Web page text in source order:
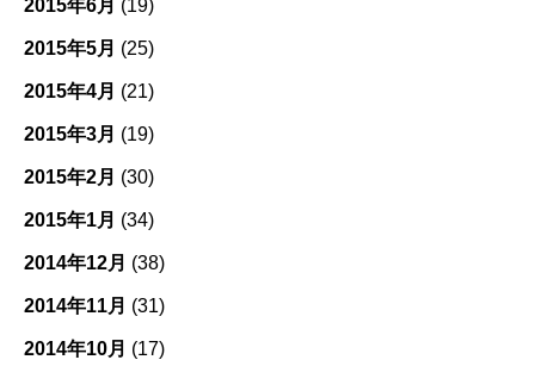
2015年6月 (19)
2015年5月 (25)
2015年4月 (21)
2015年3月 (19)
2015年2月 (30)
2015年1月 (34)
2014年12月 (38)
2014年11月 (31)
2014年10月 (17)